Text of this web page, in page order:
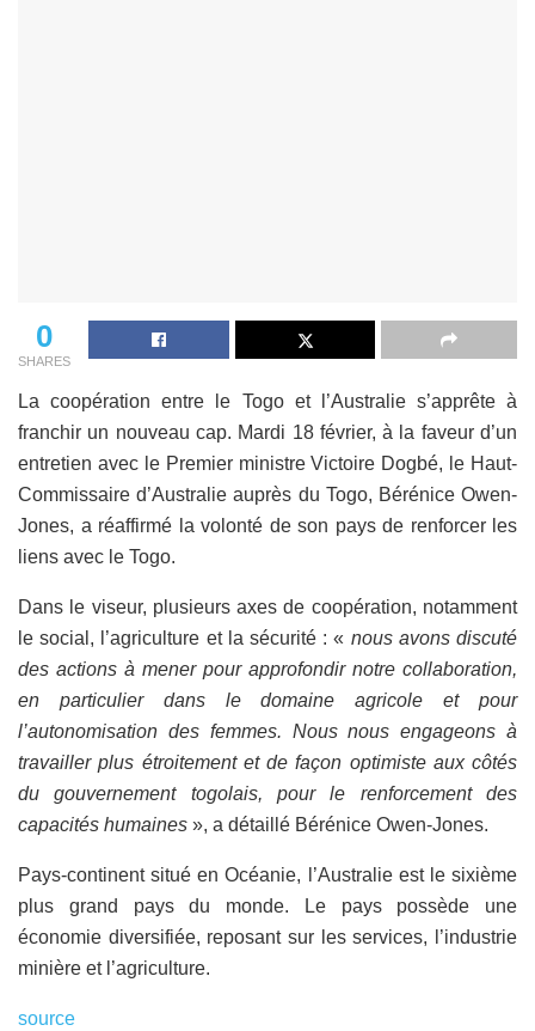
0
SHARES
La coopération entre le Togo et l’Australie s’apprête à
franchir un nouveau cap. Mardi 18 février, à la faveur d’un
entretien avec le Premier ministre Victoire Dogbé, le Haut-
Commissaire d’Australie auprès du Togo, Bérénice Owen-
Jones, a réaffirmé la volonté de son pays de renforcer les
liens avec le Togo.
Dans le viseur, plusieurs axes de coopération, notamment
le social, l’agriculture et la sécurité : « nous avons discuté
des actions à mener pour approfondir notre collaboration,
en particulier dans le domaine agricole et pour
l’autonomisation des femmes. Nous nous engageons à
travailler plus étroitement et de façon optimiste aux côtés
du gouvernement togolais, pour le renforcement des
capacités humaines », a détaillé Bérénice Owen-Jones.
Pays-continent situé en Océanie, l’Australie est le sixième
plus grand pays du monde. Le pays possède une
économie diversifiée, reposant sur les services, l’industrie
minière et l’agriculture.
source